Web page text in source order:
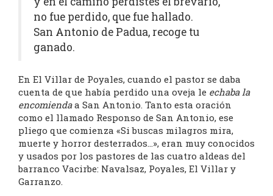
no fue perdido, que fue hallado.
San Antonio de Padua, recoge tu
ganado.
En El Villar de Poyales, cuando el pastor se daba
cuenta de que había perdido una oveja le echaba la
encomiendaa San Antonio. Tanto esta oración
como el llamado Responso de San Antonio, ese
pliego que comienza «Si buscas milagros mira,
muerte y horror desterrados…», eran muy conocidos
y usados por los pastores de las cuatro aldeas del
barranco Vacirbe: Navalsaz, Poyales, El Villar y
Garranzo.